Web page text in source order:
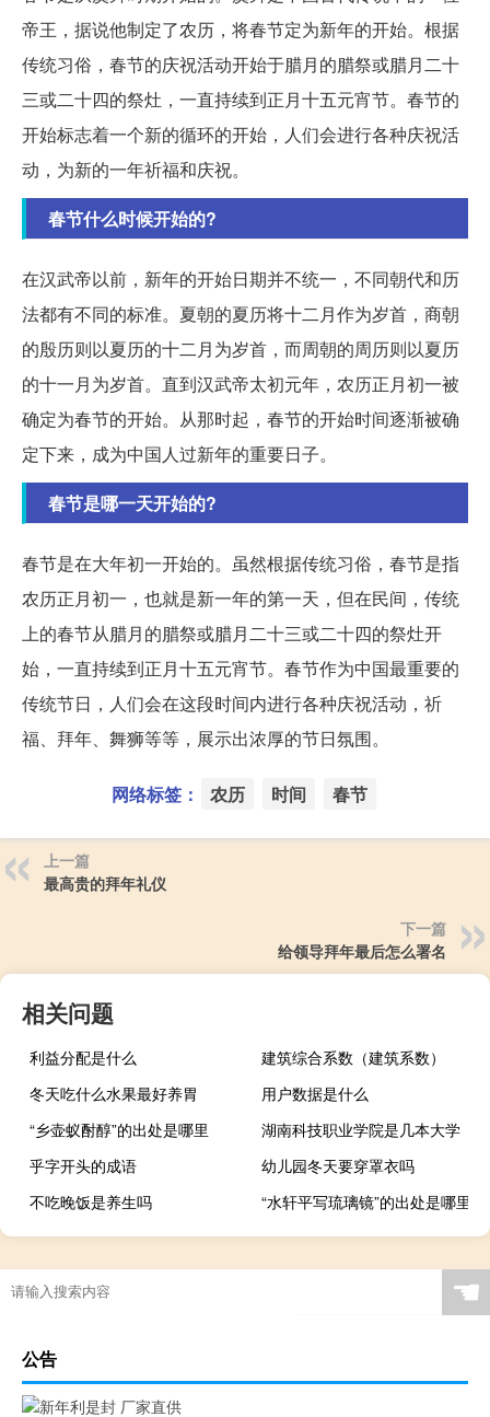
帝王，据说他制定了农历，将春节定为新年的开始。根据
传统习俗，春节的庆祝活动开始于腊月的腊祭或腊月二十
三或二十四的祭灶，一直持续到正月十五元宵节。春节的
开始标志着一个新的循环的开始，人们会进行各种庆祝活
动，为新的一年祈福和庆祝。
春节什么时候开始的?
在汉武帝以前，新年的开始日期并不统一，不同朝代和历
法都有不同的标准。夏朝的夏历将十二月作为岁首，商朝
的殷历则以夏历的十二月为岁首，而周朝的周历则以夏历
的十一月为岁首。直到汉武帝太初元年，农历正月初一被
确定为春节的开始。从那时起，春节的开始时间逐渐被确
定下来，成为中国人过新年的重要日子。
春节是哪一天开始的?
春节是在大年初一开始的。虽然根据传统习俗，春节是指
农历正月初一，也就是新一年的第一天，但在民间，传统
上的春节从腊月的腊祭或腊月二十三或二十四的祭灶开
始，一直持续到正月十五元宵节。春节作为中国最重要的
传统节日，人们会在这段时间内进行各种庆祝活动，祈
福、拜年、舞狮等等，展示出浓厚的节日氛围。
网络标签： 农历 时间 春节
上一篇
最高贵的拜年礼仪
下一篇
给领导拜年最后怎么署名
相关问题
利益分配是什么
建筑综合系数（建筑系数）
冬天吃什么水果最好养胃
用户数据是什么
“乡壶蚁酎醇”的出处是哪里
湖南科技职业学院是几本大学
乎字开头的成语
幼儿园冬天要穿罩衣吗
不吃晚饭是养生吗
“水轩平写琉璃镜”的出处是哪里
☚
公告